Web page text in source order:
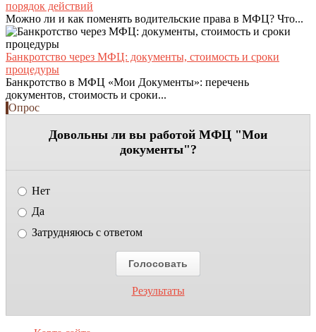
порядок действий
Можно ли и как поменять водительские права в МФЦ? Что...
Банкротство через МФЦ: документы, стоимость и сроки
процедуры
Банкротство в МФЦ «Мои Документы»: перечень
документов, стоимость и сроки...
Опрос
Довольны ли вы работой МФЦ "Мои
документы"?
Нет
Да
Затрудняюсь с ответом
Результаты